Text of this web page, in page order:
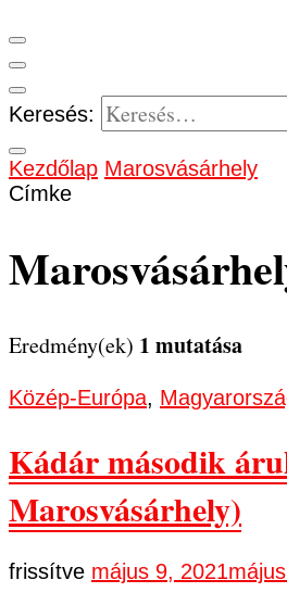
Keresés:
Kezdőlap Marosvásárhely
Címke
Eredmény(ek) 1 mutatása
Közép-Európa,
Kádár második
Marosvásárhely)
frissítve május 9, 2021